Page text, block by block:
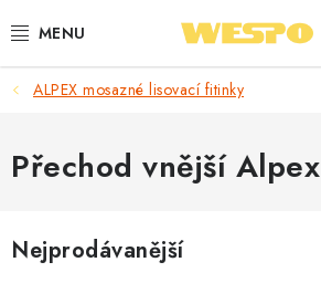
na
ARMATURY PRO TOPENÍ A VODU
TOPENÍ A OHŘEV VODY
VODOINSTALACE
ALPEX mosazné lisovací fitinky
Přechod vnější Alpex
Nejprodávanější